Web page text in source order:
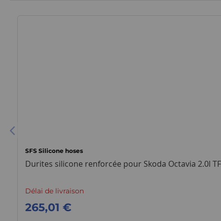
SFS Silicone hoses
Durites silicone renforcée pour Skoda Octavia 2.0l
Délai de livraison
265,01 €